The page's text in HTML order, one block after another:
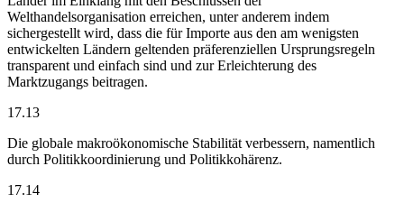
Welthandelsorganisation erreichen, unter anderem indem
sichergestellt wird, dass die für Importe aus den am wenigsten
entwickelten Ländern geltenden präferenziellen Ursprungsregeln
transparent und einfach sind und zur Erleichterung des
Marktzugangs beitragen.
17.13
Die globale makroökonomische Stabilität verbessern, namentlich
durch Politikkoordinierung und Politikkohärenz.
17.14